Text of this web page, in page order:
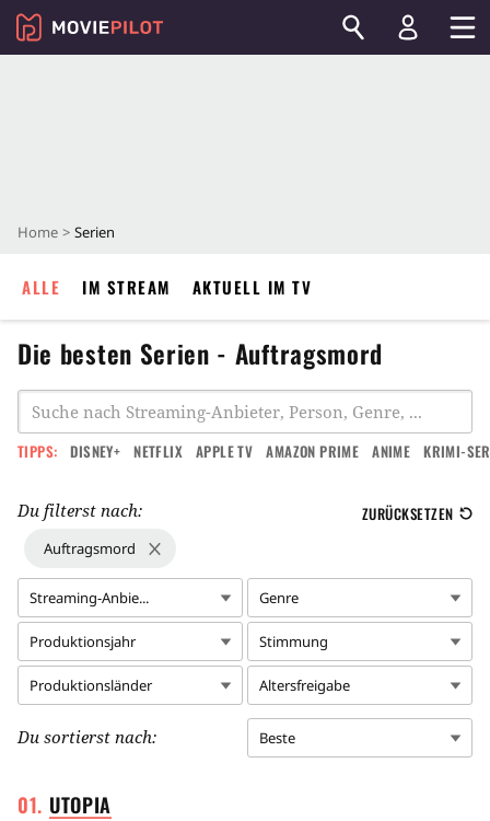
Home Serien
ALLE IM STREAM AKTUELL IM TV
Die besten Serien - Auftragsmord
TIPPS: DISNEY+ NETFLIX APPLE TV AMAZON PRIME ANIME KRIMI-
Du filterst nach: ZURÜCKSETZEN
Auftragsmord
Streaming-Anbie... Genre
Produktionsjahr Stimmung
Produktionsländer Altersfreigabe
Du sortierst nach: Beste
UTOPIA